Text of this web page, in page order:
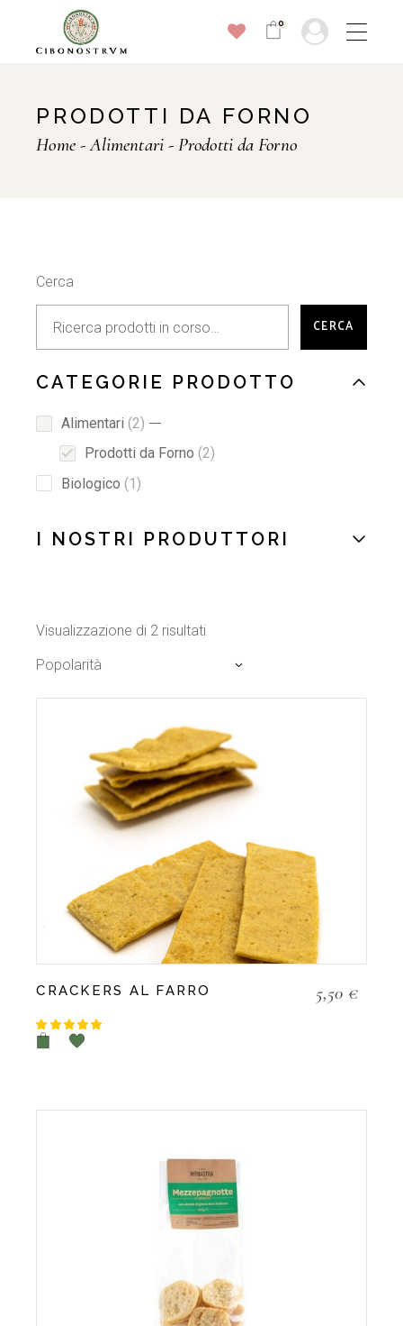
content
0
PRODOTTI DA FORNO
Home Alimentari Prodotti da Forno
Visualizzazione di 2 risultatiPopolarità
Popolarità
CRACKERS AL FARRO 5,50 €
Cerca
CERCA
CATEGORIE PRODOTTO
Alimentari 22
products
Prodotti da Forno 22
products
Biologico 11
product
I NOSTRI PRODUTTORI